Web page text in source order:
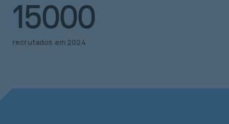
15000
recrutados em 2024